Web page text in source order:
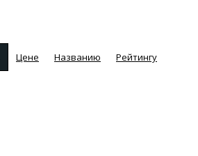
Цене Названию Рейтингу